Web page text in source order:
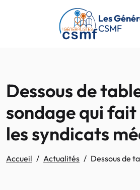
Passer au contenu principal
Les
CSMF
Dessous de
sondage qui
les syndicats
Accueil Actualités Dessous de